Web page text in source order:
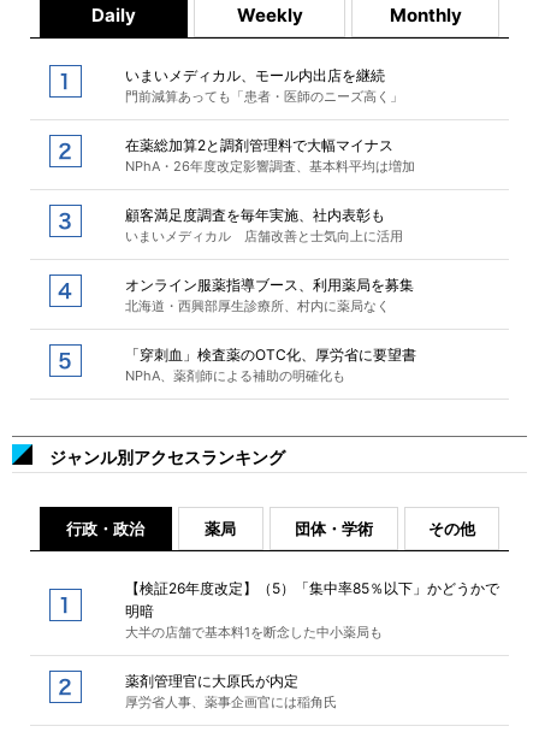
Daily Weekly Monthly
いまいメディカル、モール内出店を継続
門前減算あっても「患者・医師のニーズ高く」
在薬総加算2と調剤管理料で大幅マイナス
NPhA・26年度改定影響調査、基本料平均は増加
顧客満足度調査を毎年実施、社内表彰も
いまいメディカル 店舗改善と士気向上に活用
オンライン服薬指導ブース、利用薬局を募集
北海道・西興部厚生診療所、村内に薬局なく
「穿刺血」検査薬のOTC化、厚労省に要望書
NPhA、薬剤師による補助の明確化も
ジャンル別アクセスランキング
行政・政治 薬局 団体・学術 その他
【検証26年度改定】（5）「集中率85％以下」かどうかで
明暗
大半の店舗で基本料1を断念した中小薬局も
薬剤管理官に大原氏が内定
厚労省人事、薬事企画官には稲角氏